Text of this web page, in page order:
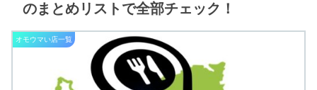
のまとめリストで全部チェック！
オモウマい店一覧